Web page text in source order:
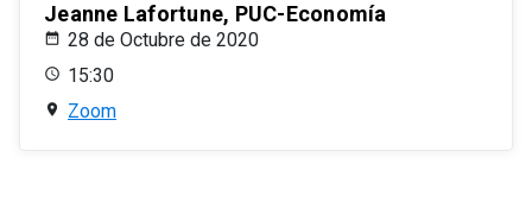
Jeanne Lafortune, PUC-Economía
28 de Octubre de 2020
15:30
Zoom